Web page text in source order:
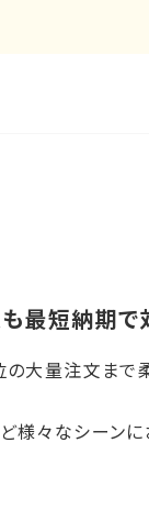
最短納期で
の大量注文まで
様々なシーンに